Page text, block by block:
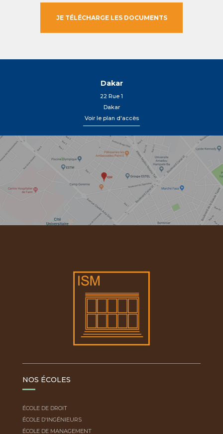
Dakar
22 Rue 1
Dakar
Voir le plan d'accès
NOS ÉCOLES
ÉCOLE DE DROIT
ÉCOLE D'INGÉNIEURS
ÉCOLE DE MANAGEMENT